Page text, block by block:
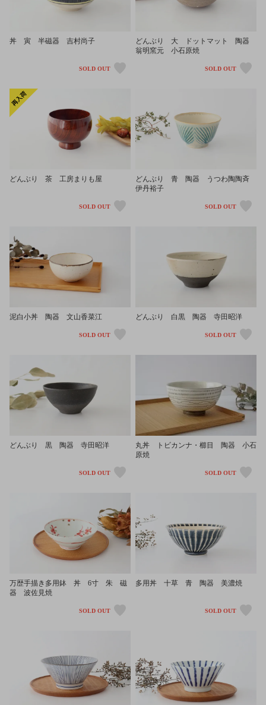
丼 寅 半磁器 吉村尚子
SOLD OUT
どんぶり 大 ドットマット 陶器
翁明窯元 小石原焼
SOLD OUT
どんぶり 茶 工房まりも屋
SOLD OUT
どんぶり 青 陶器 うつわ陶陶斉
伊丹裕子
SOLD OUT
泥白小丼 陶器 文山香菜江
SOLD OUT
どんぶり 白黒 陶器 寺田昭洋
SOLD OUT
どんぶり 黒 陶器 寺田昭洋
SOLD OUT
丸丼 トビカンナ・櫛目 陶器 小石
原焼
SOLD OUT
万歴手描き多用鉢 丼 6寸 朱 磁
器 波佐見焼
SOLD OUT
多用丼 十草 青 陶器 美濃焼
SOLD OUT